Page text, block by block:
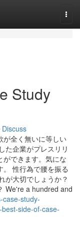
Study
Discuss
が全く無いに等しい
た企業がプレスリリ
ができます。気にな
性行為で腰を振る
が大切でしょうか？
We're a hundred and
case-study-
side-of-case-